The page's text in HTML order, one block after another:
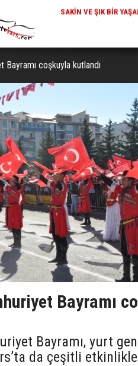
MODELLERI
Bayramı coşkuyla kutlandı
Bayramı
Bayramı, yurt
da çeşitli